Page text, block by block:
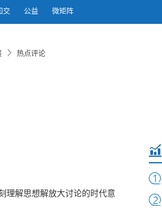
交 公益 微矩阵
热点评论
理解思想解放大讨论的时代意